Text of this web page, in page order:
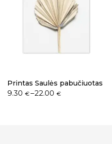
Printas Saulės pabučiuotas
9.30 €–22.00€